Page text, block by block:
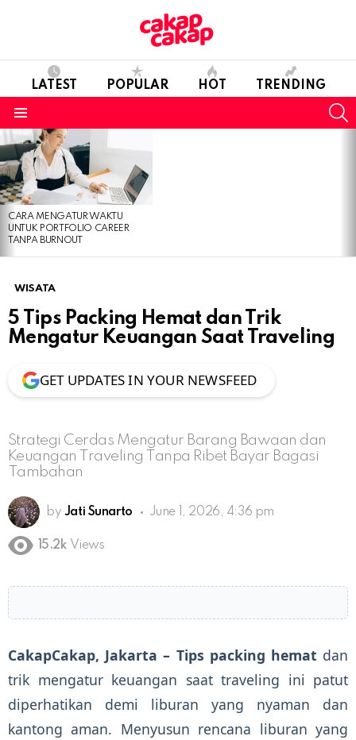
LATEST POPULAR HOT TRENDING
LATEST
STORIES
CARA MENGATUR WAKTU
UNTUK PORTFOLIO CAREER
TANPA BURNOUT
WISATA
5 Tips Packing Hemat dan Trik
Mengatur Keuangan Saat Traveling
GET UPDATES IN YOUR NEWSFEED
Strategi Cerdas Mengatur Barang Bawaan dan
Keuangan Traveling Tanpa Ribet Bayar Bagasi
Tambahan
by Jati Sunarto June 1, 2026, 4:36 pm
15.2k Views
CakapCakap, Jakarta – Tips packing hemat dan
trik mengatur keuangan saat traveling ini patut
diperhatikan demi liburan yang nyaman dan
kantong aman. Menyusun rencana liburan yang